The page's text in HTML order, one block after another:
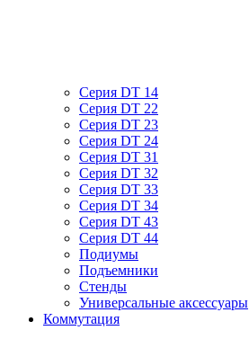
Серия DT 14
Серия DT 22
Серия DT 23
Серия DT 24
Серия DT 31
Серия DT 32
Серия DT 33
Серия DT 34
Серия DT 43
Серия DT 44
Подиумы
Подъемники
Стенды
Универсальные аксессуары
Коммутация